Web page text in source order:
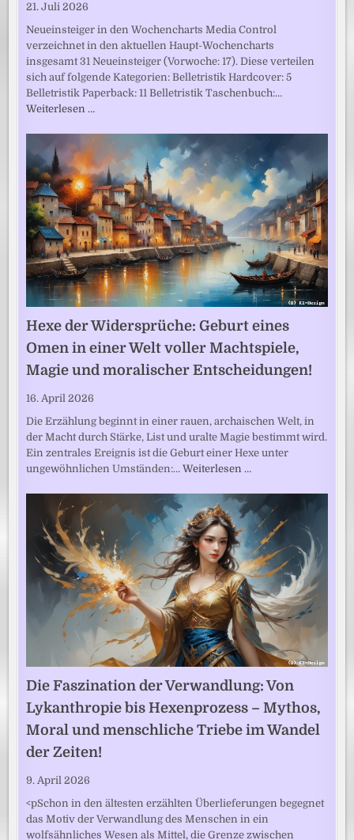
21. Juli 2026
Neueinsteiger in den Wochencharts Media Control
verzeichnet in den aktuellen Haupt-Wochencharts
insgesamt 31 Neueinsteiger (Vorwoche: 17). Diese verteilen
sich auf folgende Kategorien: Belletristik Hardcover: 5
Belletristik Paperback: 11 Belletristik Taschenbuch:…
Weiterlesen …
Hexe der Widersprüche: Geburt eines
Omen in einer Welt voller Machtspiele,
Magie und moralischer Entscheidungen!
16. April 2026
Die Erzählung beginnt in einer rauen, archaischen Welt, in
der Macht durch Stärke, List und uralte Magie bestimmt wird.
Ein zentrales Ereignis ist die Geburt einer Hexe unter
ungewöhnlichen Umständen:…Weiterlesen …
Die Faszination der Verwandlung: Von
Lykanthropie bis Hexenprozess – Mythos,
Moral und menschliche Triebe im Wandel
der Zeiten!
9. April 2026
<pSchon in den ältesten erzählten Überlieferungen begegnet
das Motiv der Verwandlung des Menschen in ein
wolfsähnliches Wesen als Mittel, die Grenze zwischen